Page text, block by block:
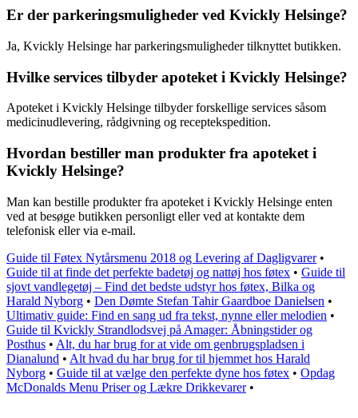
Er der parkeringsmuligheder ved Kvickly Helsinge?
Ja, Kvickly Helsinge har parkeringsmuligheder tilknyttet butikken.
Hvilke services tilbyder apoteket i Kvickly Helsinge?
Apoteket i Kvickly Helsinge tilbyder forskellige services såsom
medicinudlevering, rådgivning og receptekspedition.
Hvordan bestiller man produkter fra apoteket i
Kvickly Helsinge?
Man kan bestille produkter fra apoteket i Kvickly Helsinge enten
ved at besøge butikken personligt eller ved at kontakte dem
telefonisk eller via e-mail.
Guide til Føtex Nytårsmenu 2018 og Levering af Dagligvarer•
Guide til at finde det perfekte badetøj og nattøj hos føtex • Guide til
sjovt vandlegetøj – Find det bedste udstyr hos føtex, Bilka og
Harald Nyborg • Den Dømte Stefan Tahir Gaardboe Danielsen •
Ultimativ guide: Find en sang ud fra tekst, nynne eller melodien •
Guide til Kvickly Strandlodsvej på Amager: Åbningstider og
Posthus • Alt, du har brug for at vide om genbrugspladsen i
Dianalund • Alt hvad du har brug for til hjemmet hos Harald
Nyborg • Guide til at vælge den perfekte dyne hos føtex • Opdag
McDonalds Menu Priser og Lækre Drikkevarer•